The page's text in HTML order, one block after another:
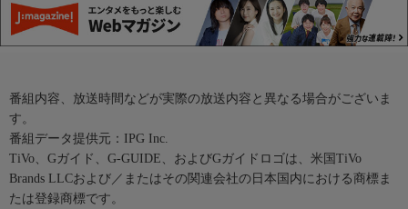
番組内容、放送時間などが実際の放送内容と異なる場合がございま
す。
番組データ提供元：IPG Inc.
TiVo、Gガイド、G-GUIDE、およびGガイドロゴは、米国TiVo
Brands LLCおよび／またはその関連会社の日本国内における商標ま
たは登録商標です。